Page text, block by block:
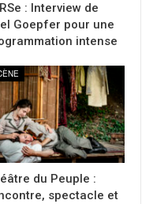
: Interview de
Goepfer pour une
intense
du Peuple :
spectacle et